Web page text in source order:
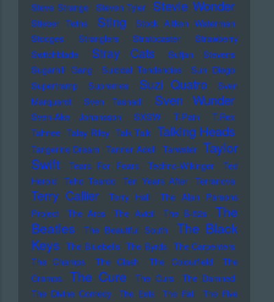
Steve Strange Steven Tyler Stevie Wonder
Stieber Twins Sting
Stock Aitken Waterman
Stooges
Stranglers Stratocaster
Strawberry
Switchblade
Stray Cats
Sufjan Stevens
Sugarhill Gang
Suicidal Tendencies
Sun Diego
Supertramp
Supremes Suzi Quatro
Sven
Marquardt
Sven Tasnadi Sven Wunder
Sven-Ake Johansson SXSW T-Pain
T.Rex
Tahnee Talay Riley Talk Talk Talking Heads
Tangerine Dream Tanner Adell Tarwater Taylor
Swift
Tears For Fears Techno-Wikinger
Ted
Herold
Teho Teardo Ten Years After Terranova
Terry Callier Terry Hall
The Alan Parsons
Project
The Arcs The Avicii The B-52s
The
Beatles
The Beautiful South
The Black
Keys The Bluebells The Byrds The Carpenters
The Champs
The Clash The Colourfield
The
Cramps
The Cure The Curs
The Damned
The Divine Comedy
The Eels The Fall
The Five